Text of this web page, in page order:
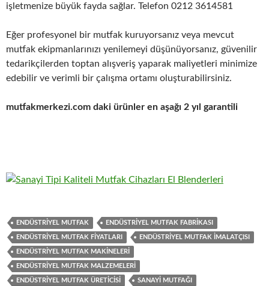
işletmenize büyük fayda sağlar. Telefon 0212 3614581
Eğer profesyonel bir mutfak kuruyorsanız veya mevcut
mutfak ekipmanlarınızı yenilemeyi düşünüyorsanız, güvenilir
tedarikçilerden toptan alışveriş yaparak maliyetleri minimize
edebilir ve verimli bir çalışma ortamı oluşturabilirsiniz.
mutfakmerkezi.com daki ürünler en aşağı 2 yıl garantili
ENDÜSTRIYEL MUTFAK ENDÜSTRIYEL MUTFAK FABRIKASI
ENDÜSTRIYEL MUTFAK FIYATLARI ENDÜSTRIYEL MUTFAK IMALATÇISI
ENDÜSTRIYEL MUTFAK MAKINELERI
ENDÜSTRIYEL MUTFAK MALZEMELERI
ENDÜSTRIYEL MUTFAK ÜRETICISI SANAYI MUTFAĞI